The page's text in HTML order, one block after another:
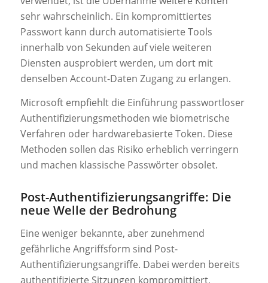
sehr wahrscheinlich. Ein kompromittiertes
Passwort kann durch automatisierte Tools
innerhalb von Sekunden auf viele weiteren
Diensten ausprobiert werden, um dort mit
denselben Account-Daten Zugang zu erlangen.
Microsoft empfiehlt die Einführung passwortloser
Authentifizierungsmethoden wie biometrische
Verfahren oder hardwarebasierte Token. Diese
Methoden sollen das Risiko erheblich verringern
und machen klassische Passwörter obsolet.
Post-Authentifizierungsangriffe: Die
neue Welle der Bedrohung
Eine weniger bekannte, aber zunehmend
gefährliche Angriffsform sind Post-
Authentifizierungsangriffe. Dabei werden bereits
authentifizierte Sitzungen kompromittiert,